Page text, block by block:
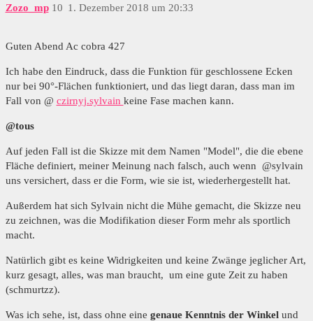
Zozo_mp 1. Dezember 2018 um 20:33
10
Guten Abend Ac cobra 427
Ich habe den Eindruck, dass die Funktion für geschlossene Ecken
nur bei 90°-Flächen funktioniert, und das liegt daran, dass man im
Fall von @ czirnyj.sylvain keine Fase machen kann.
@tous
Auf jeden Fall ist die Skizze mit dem Namen "Model", die die ebene
Fläche definiert, meiner Meinung nach falsch, auch wenn @sylvain
uns versichert, dass er die Form, wie sie ist, wiederhergestellt hat.
Außerdem hat sich Sylvain nicht die Mühe gemacht, die Skizze neu
zu zeichnen, was die Modifikation dieser Form mehr als sportlich
macht.
Natürlich gibt es keine Widrigkeiten und keine Zwänge jeglicher Art,
kurz gesagt, alles, was man braucht, um eine gute Zeit zu haben
(schmurtzz).
Was ich sehe, ist, dass ohne eine genaue Kenntnis der Winkelund